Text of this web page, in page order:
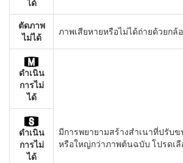
ได้
ตัดภาพ
ไม่ได้
ภาพเสียหายหรือไม่ได้ถ่ายด้วยกล้
ดำเนิน
การไม่
ได้
มีการพยายามสร้างสำเนาที่ปรับ
หรือใหญ่กว่าภาพต้นฉบับ โปรดเลื
ดำเนิน
การไม่
ได้